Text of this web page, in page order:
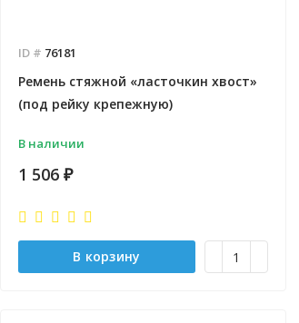
ID # 76181
Ремень стяжной «ласточкин хвост»
(под рейку крепежную)
В наличии
1 506 ₽
В корзину